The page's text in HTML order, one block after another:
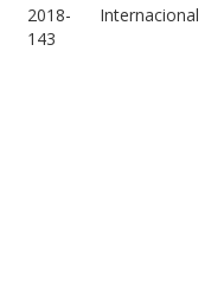
2018-
143
Internacional